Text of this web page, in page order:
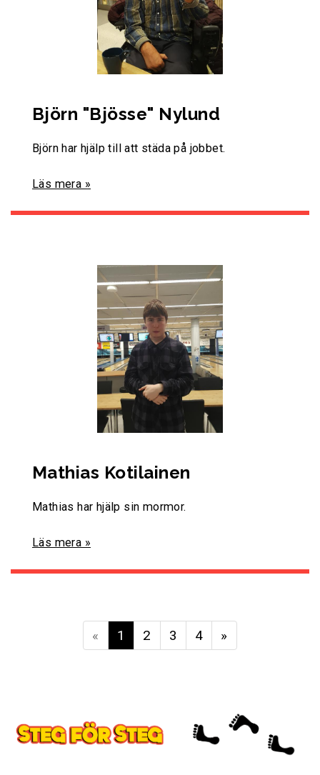
Björn "Bjösse" Nylund
Björn har hjälp till att städa på jobbet.
Läs mera »
Mathias Kotilainen
Mathias har hjälp sin mormor.
Läs mera »
« 1 2 3 4 »